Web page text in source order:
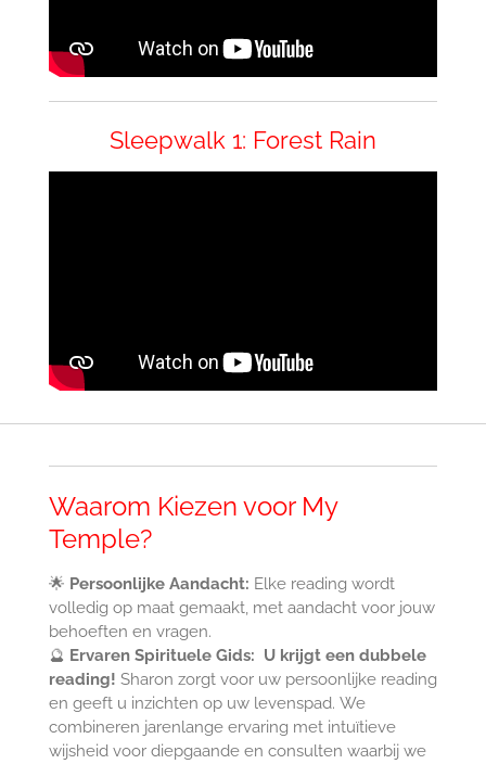
Sleepwalk 1: Forest Rain
Waarom Kiezen voor My
Temple?
🌟 Persoonlijke Aandacht: Elke reading wordt
volledig op maat gemaakt, met aandacht voor jouw
behoeften en vragen.
🔮 Ervaren Spirituele Gids: U krijgt een dubbele
reading! Sharon zorgt voor uw persoonlijke reading
en geeft u inzichten op uw levenspad. We
combineren jarenlange ervaring met intuïtieve
wijsheid voor diepgaande en consulten waarbij we